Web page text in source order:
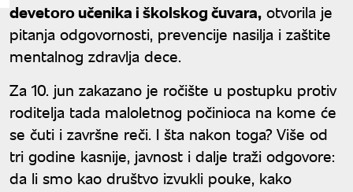
devetoro učenika i školskog čuvara, otvorila je
pitanja odgovornosti, prevencije nasilja i zaštite
mentalnog zdravlja dece.
Za 10. jun zakazano je ročište u postupku protiv
roditelja tada maloletnog počinioca na kome će
se čuti i završne reči. I šta nakon toga? Više od
tri godine kasnije, javnost i dalje traži odgovore:
da li smo kao društvo izvukli pouke, kako